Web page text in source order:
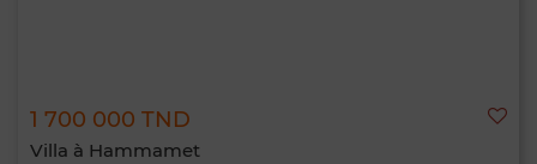
1 700 000 TND
Villa à Hammamet